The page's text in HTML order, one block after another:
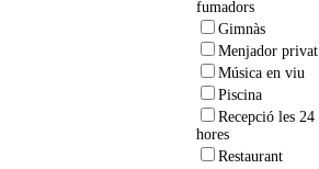
fumadors
Gimnàs
Menjador privat
Música en viu
Piscina
Recepció les 24
hores
Restaurant